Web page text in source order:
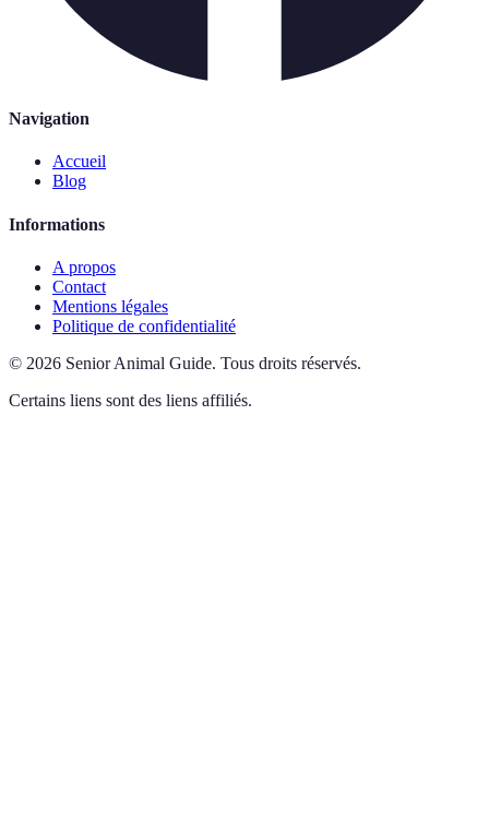
Navigation
Accueil
Blog
Informations
A propos
Contact
Mentions légales
Politique de confidentialité
© 2026 Senior Animal Guide. Tous droits réservés.
Certains liens sont des liens affiliés.